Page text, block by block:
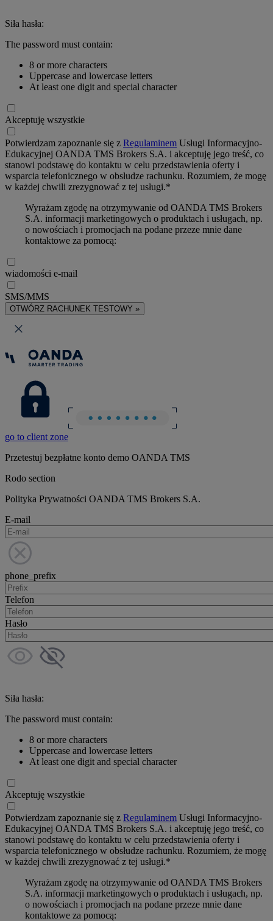
Siła hasła:
The password must contain:
8 or more characters
Uppercase and lowercase letters
At least one digit and special character
Akceptuję wszystkie
Potwierdzam zapoznanie się z Regulaminem Usługi Informacyjno-
Edukacyjnej OANDA TMS Brokers S.A. i akceptuję jego treść, co
stanowi podstawę do kontaktu w celu przedstawienia oferty i
wsparcia telefonicznego w obsłudze rachunku. Rozumiem, że mogę
w każdej chwili zrezygnować z tej usługi.*
Wyrażam zgodę na otrzymywanie od OANDA TMS Brokers
S.A. informacji marketingowych o produktach i usługach, np.
o nowościach i promocjach na podane przeze mnie dane
kontaktowe za pomocą:
wiadomości e-mail
SMS/MMS
OTWÓRZ RACHUNEK TESTOWY »
go to client zone
Przetestuj bezpłatne konto demo OANDA TMS
Rodo section
Polityka Prywatności OANDA TMS Brokers S.A.
E-mail
phone_prefix
Telefon
Hasło
Siła hasła:
The password must contain:
8 or more characters
Uppercase and lowercase letters
At least one digit and special character
Akceptuję wszystkie
Potwierdzam zapoznanie się z Regulaminem Usługi Informacyjno-
Edukacyjnej OANDA TMS Brokers S.A. i akceptuję jego treść, co
stanowi podstawę do kontaktu w celu przedstawienia oferty i
wsparcia telefonicznego w obsłudze rachunku. Rozumiem, że mogę
w każdej chwili zrezygnować z tej usługi.*
Wyrażam zgodę na otrzymywanie od OANDA TMS Brokers
S.A. informacji marketingowych o produktach i usługach, np.
o nowościach i promocjach na podane przeze mnie dane
kontaktowe za pomocą: